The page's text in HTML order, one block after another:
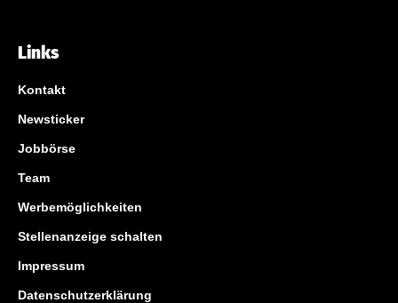
Links
Kontakt
Newsticker
Jobbörse
Team
Werbemöglichkeiten
Stellenanzeige schalten
Impressum
Datenschutzerklärung